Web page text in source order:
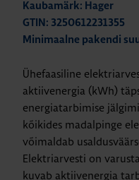
Kaubamärk: Hager
GTIN: 3250612231355
Minimaalne pakendi
Ühefaasiline
aktiivenergia (kWh)
energiatarbimise
kõikides madalpinge
võimaldab
Elektriarvesti on
kuvab aktiivenergia